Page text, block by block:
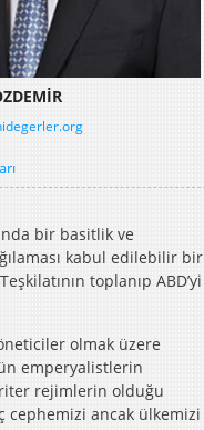
bir basitlik ve
kabul edilebilir bir
toplanıp ABD’yi
olmak üzere
emperyalistlerin
rejimlerin olduğu
cephemizi ancak ülkemizi